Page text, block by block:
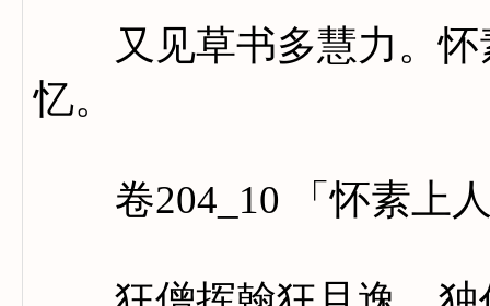
又见草书多慧力。怀
忆。
卷204_10 「怀素上人